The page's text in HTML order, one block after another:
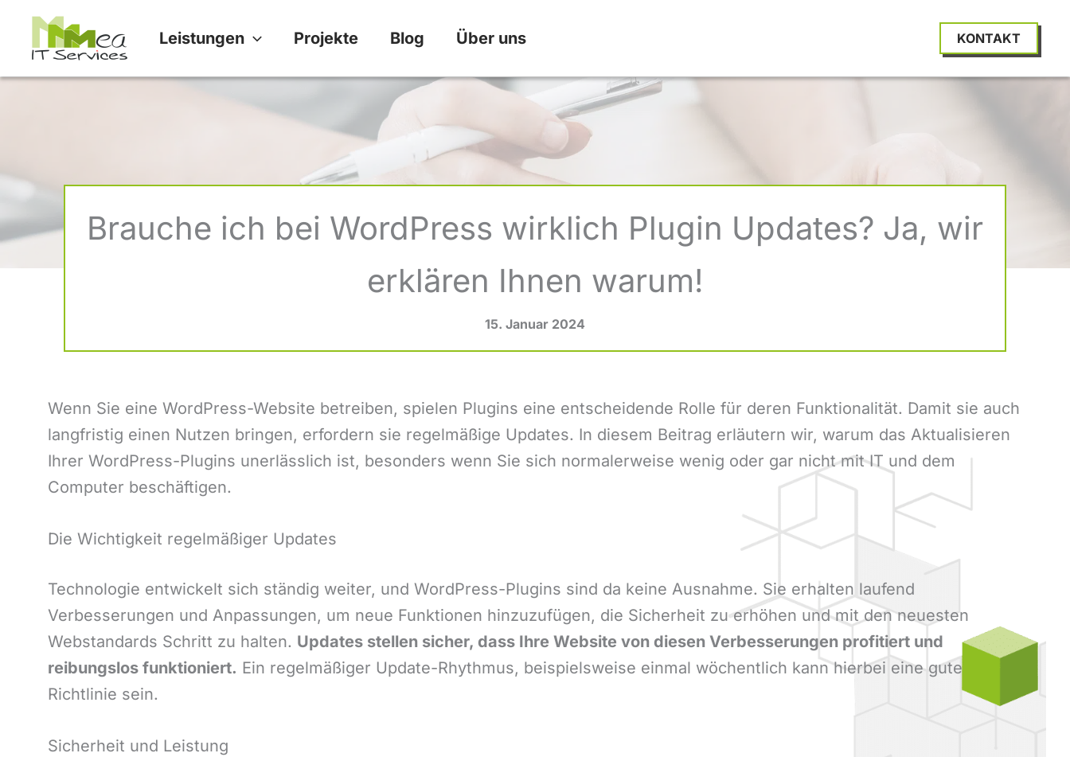
Zum
springen
Leistungen Projekte Blog Über uns KONTAKT
Brauche ich bei WordPress wirklich Plugin Updates? Ja, wir
erklären Ihnen warum!
15. Januar 2024
Wenn Sie eine WordPress-Website betreiben, spielen Plugins eine entscheidende Rolle für deren Funktionalität. Damit sie auch
langfristig einen Nutzen bringen, erfordern sie regelmäßige Updates. In diesem Beitrag erläutern wir, warum das Aktualisieren
Ihrer WordPress-Plugins unerlässlich ist, besonders wenn Sie sich normalerweise wenig oder gar nicht mit IT und dem
Computer beschäftigen.
Die Wichtigkeit regelmäßiger Updates
Technologie entwickelt sich ständig weiter, und WordPress-Plugins sind da keine Ausnahme. Sie erhalten laufend
Verbesserungen und Anpassungen, um neue Funktionen hinzuzufügen, die Sicherheit zu erhöhen und mit den neuesten
Webstandards Schritt zu halten. Updates stellen sicher, dass Ihre Website von diesen Verbesserungen profitiert und
reibungslos funktioniert. Ein regelmäßiger Update-Rhythmus, beispielsweise einmal wöchentlich kann hierbei eine gute
Richtlinie sein.
Sicherheit und Leistung